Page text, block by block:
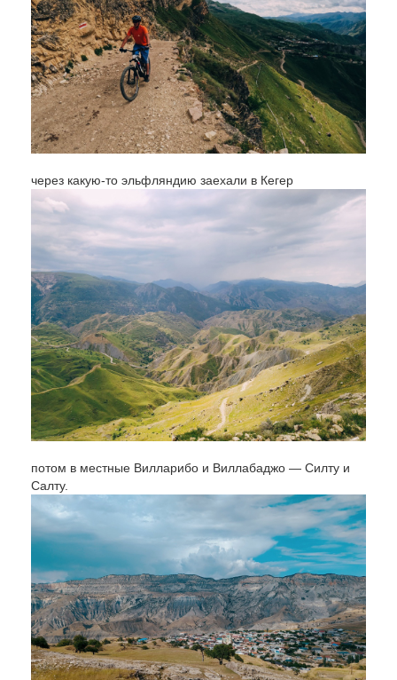
через какую-то эльфляндию заехали в Кегер
потом в местные Вилларибо и Виллабаджо — Силту и
Салту.